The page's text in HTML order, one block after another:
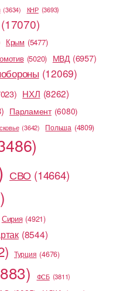
(3634) КНР (3693)
(17070)
Крым (5477)
(5020) МВД (6957)
(12069)
НХЛ (8262)
Парламент (6080)
(3642) Польша (4809)
СВО (14664)
Сирия (4921)
(8544)
Турция (4676)
ФСБ (3811)